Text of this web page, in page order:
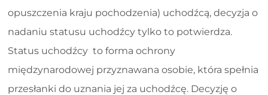
opuszczenia kraju pochodzenia) uchodźcą, decyzja o
nadaniu statusu uchodźcy tylko to potwierdza.
Status uchodźcy to forma ochrony
międzynarodowej przyznawana osobie, która spełnia
przesłanki do uznania jej za uchodźcę. Decyzję o